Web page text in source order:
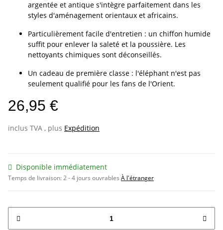
argentée et antique s'intègre parfaitement dans les
styles d'aménagement orientaux et africains.
Particulièrement facile d'entretien : un chiffon humide
suffit pour enlever la saleté et la poussière. Les
nettoyants chimiques sont déconseillés.
Un cadeau de première classe : l'éléphant n'est pas
seulement qualifié pour les fans de l'Orient.
26,95 €
inclus TVA , plus Expédition
Disponible immédiatement
Temps de livraison:2 - 4 jours ouvrables À l'étranger